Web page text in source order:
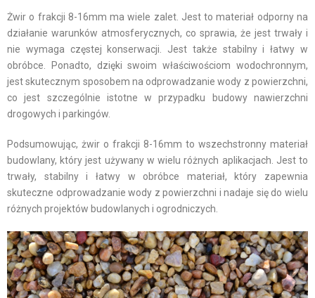
Żwir o frakcji 8-16mm ma wiele zalet. Jest to materiał odporny na
działanie warunków atmosferycznych, co sprawia, że ​​jest trwały i
nie wymaga częstej konserwacji. Jest także stabilny i łatwy w
obróbce. Ponadto, dzięki swoim właściwościom wodochronnym,
jest skutecznym sposobem na odprowadzanie wody z powierzchni,
co jest szczególnie istotne w przypadku budowy nawierzchni
drogowych i parkingów.
Podsumowując, żwir o frakcji 8-16mm to wszechstronny materiał
budowlany, który jest używany w wielu różnych aplikacjach. Jest to
trwały, stabilny i łatwy w obróbce materiał, który zapewnia
skuteczne odprowadzanie wody z powierzchni i nadaje się do wielu
różnych projektów budowlanych i ogrodniczych.